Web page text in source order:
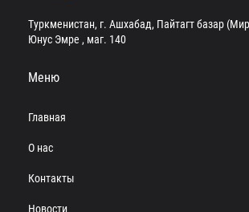
Туркменистан, г. Ашхабад, Пайтагт базар
Юнус Эмре , маг. 140
Меню
Главная
О нас
Контакты
Новости